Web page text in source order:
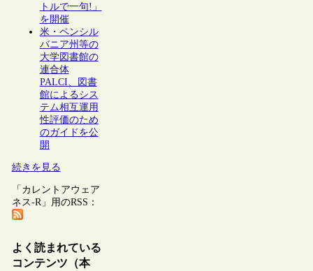
トルで一句!」
を開催
米・ペンシル
バニア州等の
大学図書館の
連合体
PALCI、図書
館によるシス
テム相互運用
性評価のため
のガイドを公
開
続きを見る
「カレントアウェア
ネス-R」用のRSS：
よく読まれている
コンテンツ（本